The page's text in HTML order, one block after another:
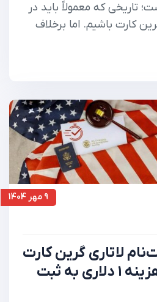
17 اکتبر 2025 است؛ تاریخی که معمولاً باید در
کارت باشیم. اما برخلاف
و سایت رسمی لاتاری
9 مهر 1404
لاتاری گرین کارت
۲۰۲۷ | افزودن هزینه ۱ دلاری به ثبت